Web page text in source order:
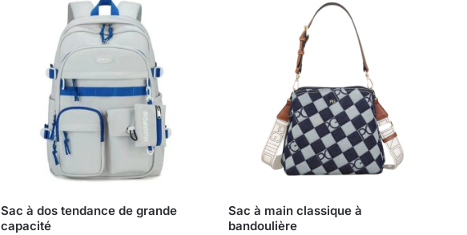
Sac à dos tendance de grande
capacité
Sac à main classique à
bandoulière